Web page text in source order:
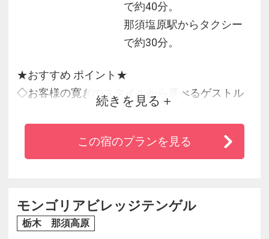
で約40分。
那須塩原駅からタクシー
で約30分。
★おすすめ ポイント★
◇お客様の寛ぎのスタイルから選べるゲストル
◇ガーデンコートに面したカジュアルな雰囲気
で味わう「本格フレンチ」！
続きを見る
この宿のプランを見る
モンゴリアビレッジテンゲル
栃木 那須高原